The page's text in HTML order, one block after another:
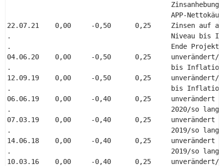
APP-
22.07.21    0,00     -0,50      0,25     Zinsen auf
.                                        Niveau bis
.                                        Ende
04.06.20    0,00     -0,50      0,25     unverändert/
.                                        bis
12.09.19    0,00     -0,50      0,25     unverändert/
.                                        bis
06.06.19    0,00     -0,40      0,25     unverändert
.                                        2020/so lange
07.03.19    0,00     -0,40      0,25     unverändert
.                                        2019/so lange
14.06.18    0,00     -0,40      0,25     unverändert
.                                        2019/so lange
10.03.16    0,00     -0,40      0,25     unverändert/